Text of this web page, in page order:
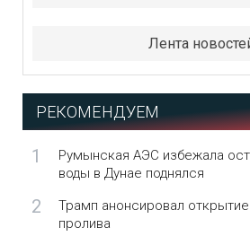
Лента
РЕКОМЕНДУЕМ
1
Румынская АЭС избежала
воды в Дунае поднялся
2
Трамп анонсировал
пролива